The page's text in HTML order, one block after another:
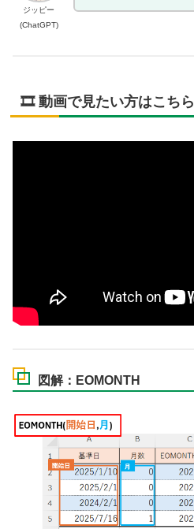
ジッピー
(ChatGPT)
🎞️ 動画で見たい方はこちら
図解：EOMONTH